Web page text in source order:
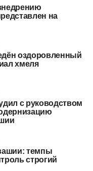
на
оздоровленный
хмеля
с руководством
темпы
строгий